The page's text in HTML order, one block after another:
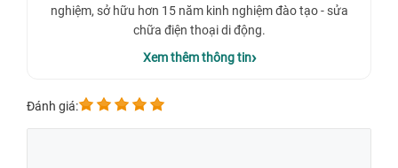
nghiệm, sở hữu hơn 15 năm kinh nghiệm đào tạo - sửa
chữa điện thoại di động.
Xem thêm thông tin
Đánh giá: